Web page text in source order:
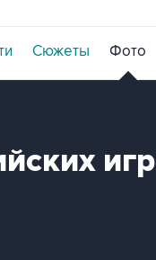
Сюжеты Фото
игр